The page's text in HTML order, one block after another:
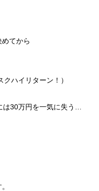
めてから
ハイリターン！）
30万円を一気に失う…